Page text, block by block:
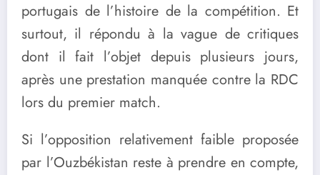
portugais de l’histoire de la compétition. Et
surtout, il répondu à la vague de critiques
dont il fait l’objet depuis plusieurs jours,
après une prestation manquée contre la RDC
lors du premier match.
Si l’opposition relativement faible proposée
par l’Ouzbékistan reste à prendre en compte,